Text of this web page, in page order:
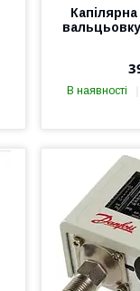
В наявності